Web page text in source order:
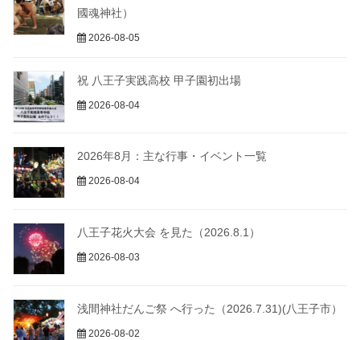
國魂神社）
2026-08-05
祝 八王子実践高校 甲子園初出場
2026-08-04
2026年8月：主な行事・イベント一覧
2026-08-04
八王子花火大会 を見た（2026.8.1）
2026-08-03
浅間神社だんご祭 へ行った（2026.7.31)(八王子市）
2026-08-02